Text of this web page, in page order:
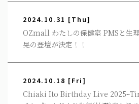
2024.10.31 [Thu]
OZmall わたしの保健室 PMSと生
晃の登壇が決定！！
2024.10.18 [Fri]
Chiaki Ito Birthday Live 2025ｰ